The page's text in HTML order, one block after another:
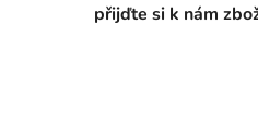
přijďte si k nám